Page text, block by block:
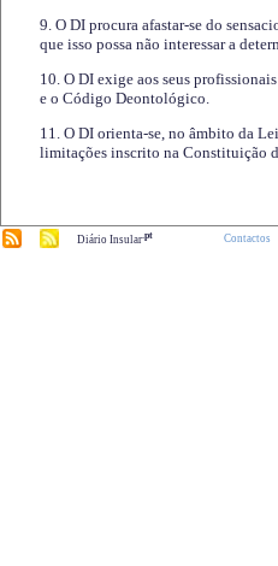
9. O DI procura afastar-se do
que isso possa não interessar a
10. O DI exige aos seus
e o Código Deontológico.
11. O DI orienta-se, no âmbito da
limitações inscrito na Constituição
Diário Insular.pt Contactos